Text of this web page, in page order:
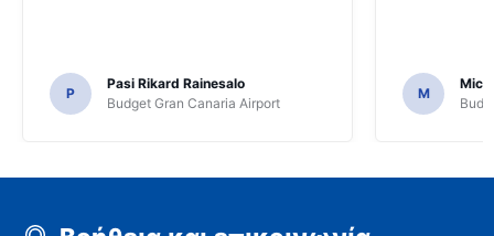
P
Pasi Rikard Rainesalo
Budget Gran Canaria Airport
M